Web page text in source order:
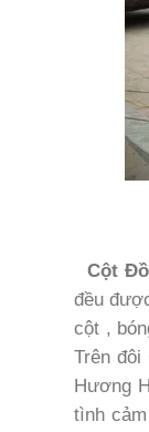
Cột
đều
cột ,
Trên
Hương
tình